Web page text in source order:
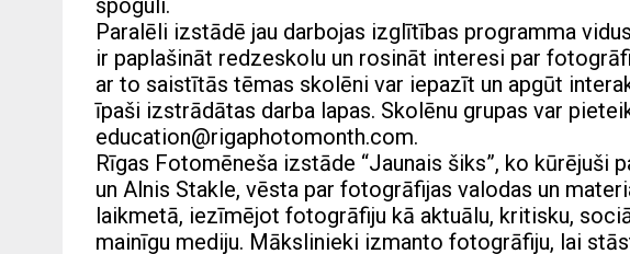
spoguli.
Paralēli izstādē jau darbojas izglītības programma
ir paplašināt redzeskolu un rosināt interesi par
ar to saistītās tēmas skolēni var iepazīt un apgūt
īpaši izstrādātas darba lapas. Skolēnu grupas var
education@rigaphotomonth.com.
Rīgas Fotomēneša izstāde “Jaunais šiks”, ko
un Alnis Stakle, vēsta par fotogrāfijas valodas un
laikmetā, iezīmējot fotogrāfiju kā aktuālu, kritisku,
mainīgu mediju. Mākslinieki izmanto fotogrāfiju, lai